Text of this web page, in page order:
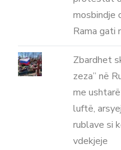
mosbindje
Rama gati
Zbardhet
zeza” në
me
luftë,
rublave si
vdekjeje